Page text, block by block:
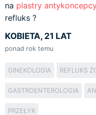
na plastry
refluks ?
KOBIETA, 21 LAT
ponad rok temu
GINEKOLOGIA
GASTROENTEROLOGIA
PRZEŁYK